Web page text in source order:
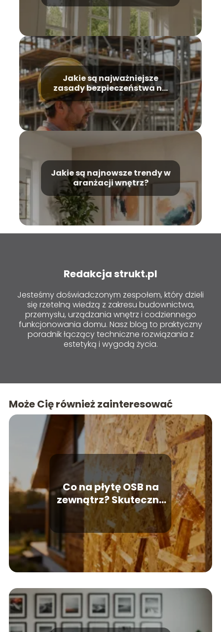
Jakie są najważniejsze
zasady bezpieczeństwa na
placu budowy?
Jakie są najnowsze trendy w
aranżacji wnętrz?
Redakcja strukt.pl
Jesteśmy doświadczonym zespołem, który dzieli
się rzetelną wiedzą z zakresu budownictwa,
przemysłu, urządzania wnętrz i codziennego
funkcjonowania domu. Nasz blog to praktyczny
poradnik łączący techniczne rozwiązania z
estetyką i wygodą życia.
Może Cię również zainteresować
Co na płytę OSB na
zewnątrz? Skuteczne
sposoby
zabezpieczenia